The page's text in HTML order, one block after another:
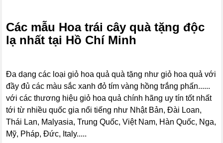
Các mẫu Hoa trái cây quà tặng độc
lạ nhất tại Hồ Chí Minh
Đa dạng các loại giỏ hoa quả quà tặng như giỏ hoa quả với
đầy đủ các màu sắc xanh đỏ tím vàng hồng trắng phấn......
với các thương hiệu giỏ hoa quả chính hãng uy tín tốt nhất
tới từ nhiều quốc gia nổi tiếng như Nhật Bản, Đài Loan,
Thái Lan, Malyasia, Trung Quốc, Việt Nam, Hàn Quốc, Nga,
Mỹ, Pháp, Đức, Italy.....